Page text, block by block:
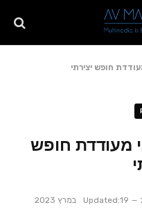
חופש יצירתי
מעודדת חופש
Updated:19 במרץ 2023